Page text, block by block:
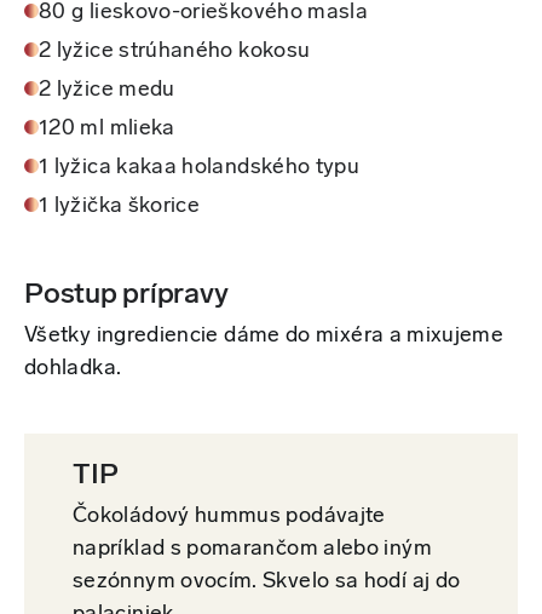
80 g lieskovo-orieškového masla
2 lyžice strúhaného kokosu
2 lyžice medu
120 ml mlieka
1 lyžica kakaa holandského typu
1 lyžička škorice
Postup prípravy
Všetky ingrediencie dáme do mixéra a mixujeme
dohladka.
TIP
Čokoládový hummus podávajte
napríklad s pomarančom alebo iným
sezónnym ovocím. Skvelo sa hodí aj do